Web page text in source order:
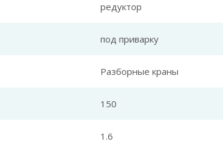
редуктор
под приварку
Разборные краны
150
1.6